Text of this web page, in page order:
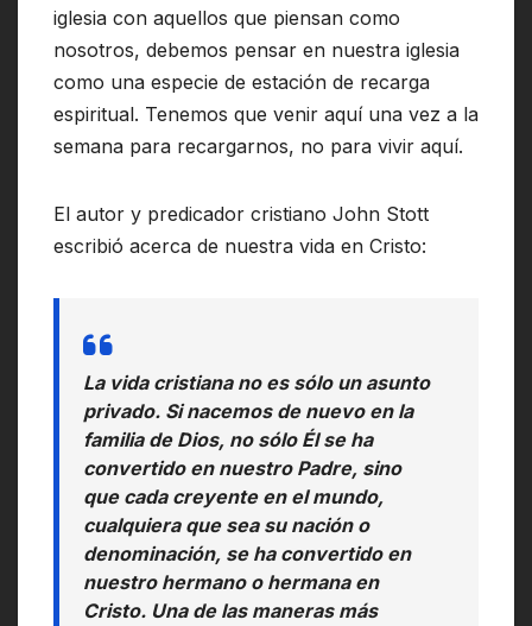
iglesia con aquellos que piensan como
nosotros, debemos pensar en nuestra iglesia
como una especie de estación de recarga
espiritual. Tenemos que venir aquí una vez a la
semana para recargarnos, no para vivir aquí.
El autor y predicador cristiano John Stott
escribió acerca de nuestra vida en Cristo:
La vida cristiana no es sólo un asunto
privado. Si nacemos de nuevo en la
familia de Dios, no sólo Él se ha
convertido en nuestro Padre, sino
que cada creyente en el mundo,
cualquiera que sea su nación o
denominación, se ha convertido en
nuestro hermano o hermana en
Cristo. Una de las maneras más